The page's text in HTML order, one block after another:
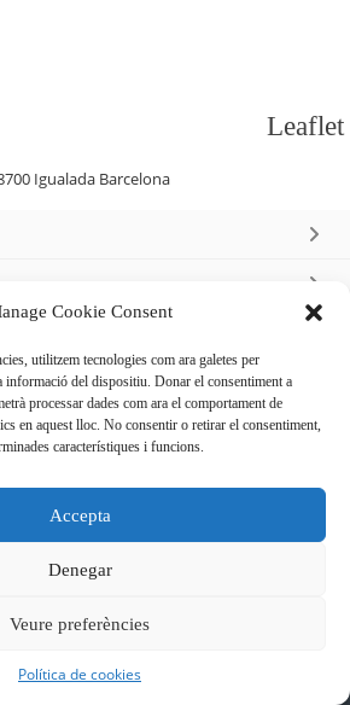
Cookie Consent
utilitzem tecnologies com ara galetes per
informació del dispositiu. Donar el consentiment a
processar dades com ara el comportament de
en aquest lloc. No consentir o retirar el consentiment,
característiques i funcions.
Accepta
Denegar
Veure preferències
Política de cookies
Leaflet
Igualada Barcelona